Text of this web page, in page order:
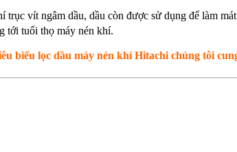
vít ngâm dầu, dầu còn được sử dụng để làm
tới tuổi thọ máy nén khí.
biểu lọc dầu máy nén khí Hitachi chúng tôi